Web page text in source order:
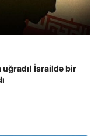
uğradı! İsraildə bir